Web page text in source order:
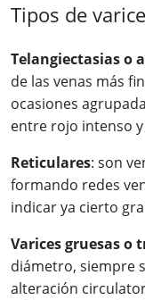
Tipos de
Telangiectasias o
de las venas más
ocasiones
entre rojo intenso
Reticulares: son
formando redes
indicar ya cierto
Varices gruesas o
diámetro, siempre
alteración